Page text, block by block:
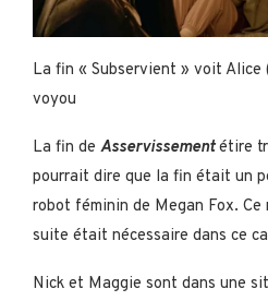
La fin « Subservient » voit Alice
voyou
La fin de Asservissementétire
pourrait dire que la fin était un
robot féminin de Megan Fox. Ce
suite était nécessaire dans ce
Nick et Maggie sont dans une